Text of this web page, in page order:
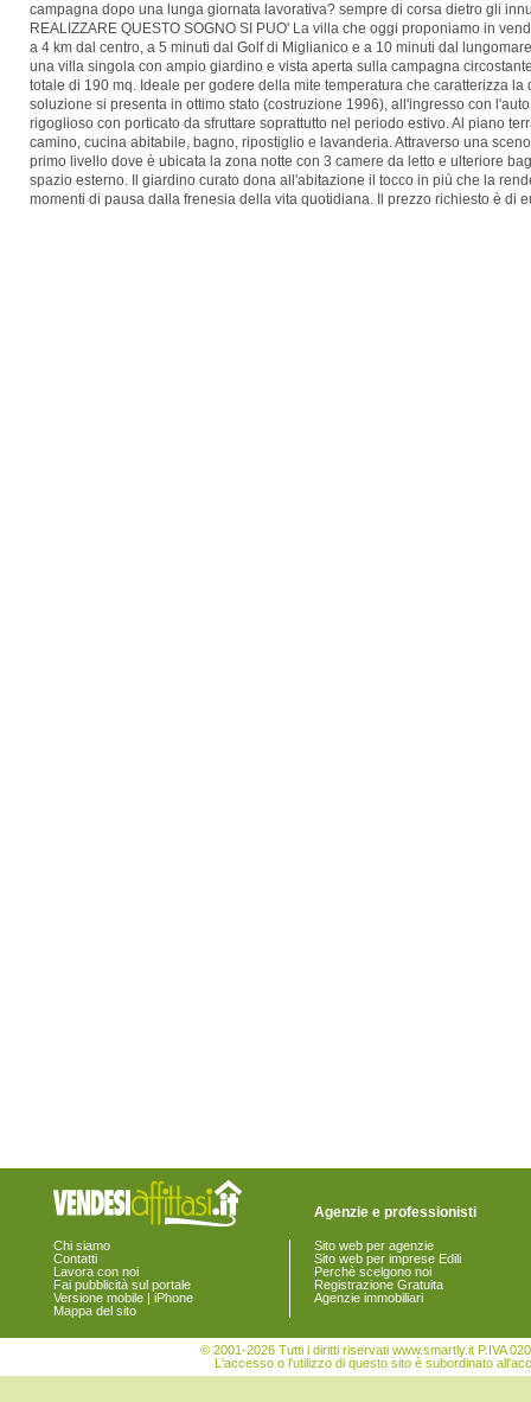
campagna dopo una lunga giornata lavorativa? sempre di corsa dietro gli
REALIZZARE QUESTO SOGNO SI PUO' La villa che oggi proponiamo in
a 4 km dal centro, a 5 minuti dal Golf di Miglianico e a 10 minuti dal
una villa singola con ampio giardino e vista aperta sulla campagna
totale di 190 mq. Ideale per godere della mite temperatura che caratterizza
soluzione si presenta in ottimo stato (costruzione 1996), all'ingresso con
rigoglioso con porticato da sfruttare soprattutto nel periodo estivo. Al piano
camino, cucina abitabile, bagno, ripostiglio e lavanderia. Attraverso una
primo livello dove è ubicata la zona notte con 3 camere da letto e ulteriore
spazio esterno. Il giardino curato dona all'abitazione il tocco in più che la
momenti di pausa dalla frenesia della vita quotidiana. Il prezzo richiesto è di
Chi siamo
Contatti
Lavora con noi
Fai pubblicità sul portale
Versione mobile | iPhone
Mappa del sito
Agenzie e professionisti
Sito web per agenzie
Sito web per imprese Edili
Perchè scelgono noi
Registrazione Gratuita
Agenzie immobiliari
© 2001-2026 Tutti i diritti riservati www.smartly.it P.IVA
L'accesso o l'utilizzo di questo sito è subordinato